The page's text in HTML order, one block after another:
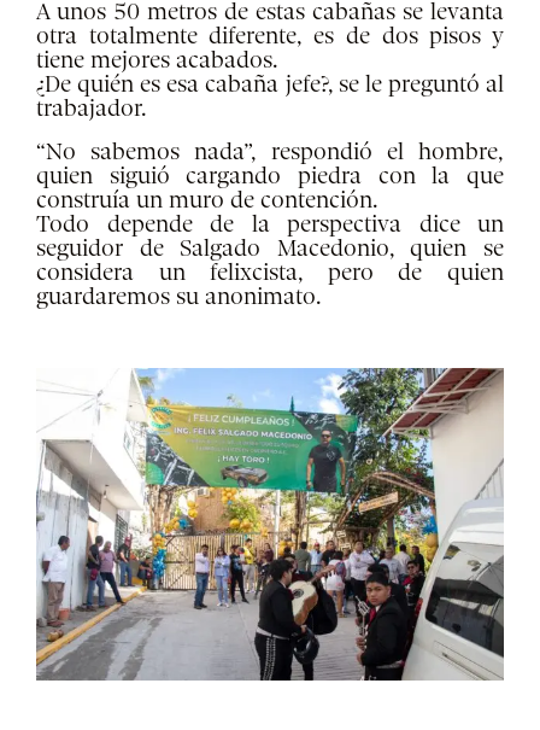
A unos 50 metros de estas cabañas se levanta
otra totalmente diferente, es de dos pisos y
tiene mejores acabados.
¿De quién es esa cabaña jefe?, se le preguntó al
trabajador.
“No sabemos nada”, respondió el hombre,
quien siguió cargando piedra con la que
construía un muro de contención.
Todo depende de la perspectiva dice un
seguidor de Salgado Macedonio, quien se
considera un felixcista, pero de quien
guardaremos su anonimato.